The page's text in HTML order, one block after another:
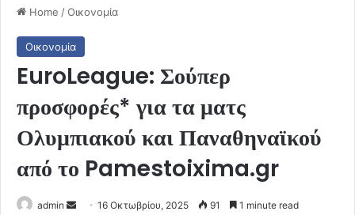
Home /Οικονομία
Οικονομία
EuroLeague: Σούπερ
προσφορές* για τα ματς
Ολυμπιακού και Παναθηναϊκού
από το Pamestoixima.gr
admin
Send16 Οκτωβρίου, 2025 91 1 minute read